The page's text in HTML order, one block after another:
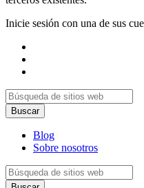
Inicie sesión con una de sus
Blog
Sobre nosotros